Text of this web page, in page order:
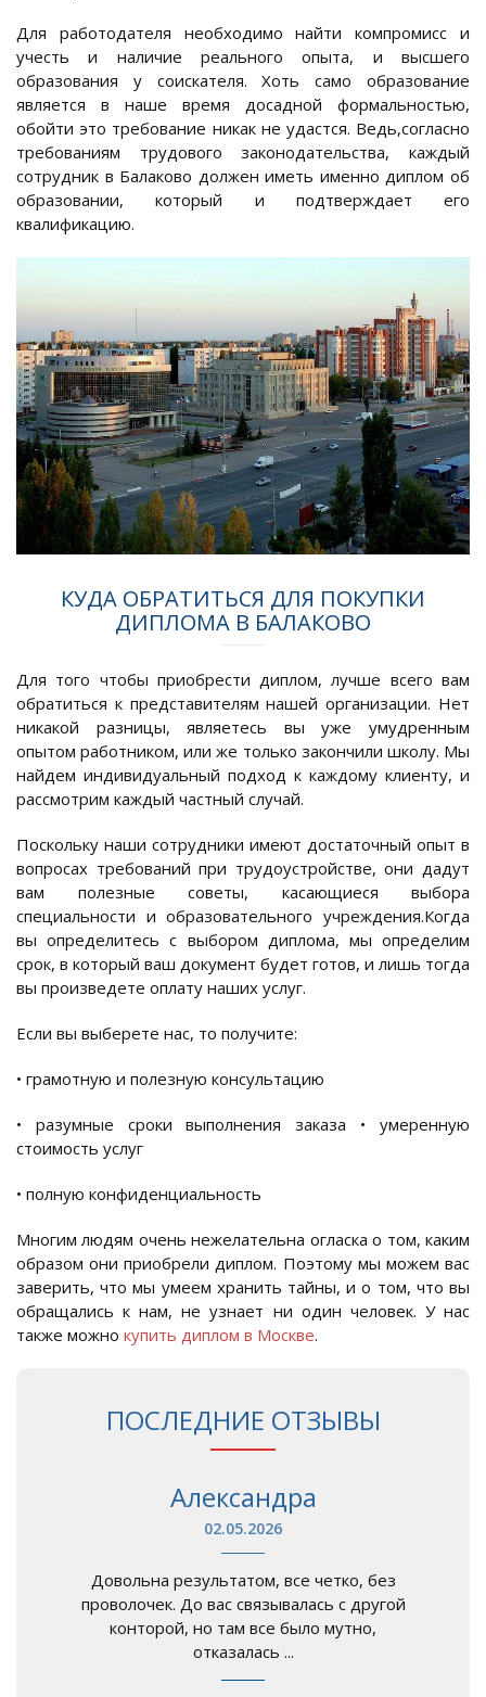
Для работодателя необходимо найти компромисс и
учесть и наличие реального опыта, и высшего
образования у соискателя. Хоть само образование
является в наше время досадной формальностью,
обойти это требование никак не удастся. Ведь,согласно
требованиям трудового законодательства, каждый
сотрудник в Балаково должен иметь именно диплом об
образовании, который и подтверждает его
квалификацию.
КУДА ОБРАТИТЬСЯ ДЛЯ ПОКУПКИ
ДИПЛОМА В БАЛАКОВО
Для того чтобы приобрести диплом, лучше всего вам
обратиться к представителям нашей организации. Нет
никакой разницы, являетесь вы уже умудренным
опытом работником, или же только закончили школу. Мы
найдем индивидуальный подход к каждому клиенту, и
рассмотрим каждый частный случай.
Поскольку наши сотрудники имеют достаточный опыт в
вопросах требований при трудоустройстве, они дадут
вам полезные советы, касающиеся выбора
специальности и образовательного учреждения.Когда
вы определитесь с выбором диплома, мы определим
срок, в который ваш документ будет готов, и лишь тогда
вы произведете оплату наших услуг.
Если вы выберете нас, то получите:
• грамотную и полезную консультацию
• разумные сроки выполнения заказа • умеренную
стоимость услуг
• полную конфиденциальность
Многим людям очень нежелательна огласка о том, каким
образом они приобрели диплом. Поэтому мы можем вас
заверить, что мы умеем хранить тайны, и о том, что вы
обращались к нам, не узнает ни один человек. У нас
также можно купить диплом в Москве.
ПОСЛЕДНИЕ ОТЗЫВЫ
Александра
02.05.2026
Довольна результатом, все четко, без
проволочек. До вас связывалась с другой
конторой, но там все было мутно,
отказалась ...